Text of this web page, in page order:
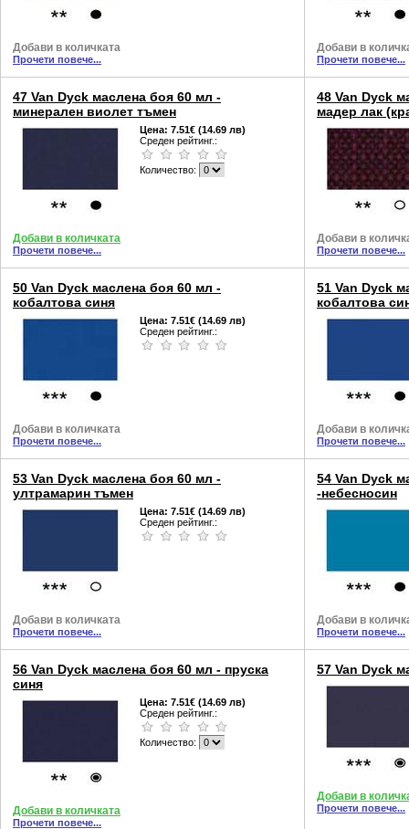
Добави в количката
Прочети повече...
Добави в
Прочети повече...
47 Van Dyck маслена боя 60 мл -
минерален виолет тъмен
Цена: 7.51€ (14.69 лв)
Среден рейтинг.:
Количество:
Добави в количката
Прочети повече...
48 Van Dyck
мадер лак
Добави в
Прочети повече...
50 Van Dyck маслена боя 60 мл -
кобалтова синя
Цена: 7.51€ (14.69 лв)
Среден рейтинг.:
Добави в количката
Прочети повече...
51 Van Dyck
кобалтова
Добави в
Прочети повече...
53 Van Dyck маслена боя 60 мл -
ултрамарин тъмен
Цена: 7.51€ (14.69 лв)
Среден рейтинг.:
Добави в количката
Прочети повече...
54 Van Dyck
-небесносин
Добави в
Прочети повече...
56 Van Dyck маслена боя 60 мл - пруска
синя
Цена: 7.51€ (14.69 лв)
Среден рейтинг.:
Количество:
Добави в количката
Прочети повече...
57 Van Dyck
Добави в
Прочети повече...